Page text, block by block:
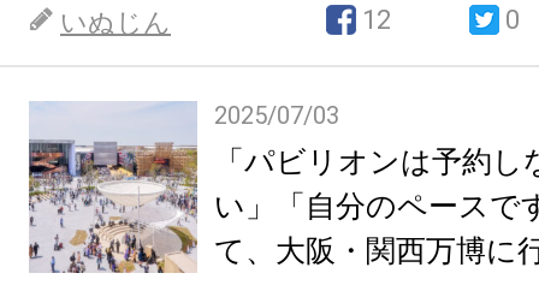
いぬじん 12 0
2025/07/03
「パビリオンは予約
い」「自分のペースで
て、大阪・関西万博に